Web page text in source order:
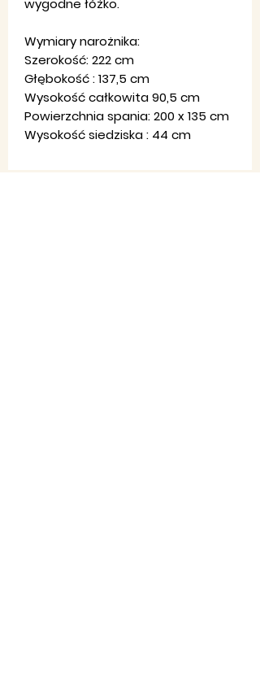
Wymiary narożnika:
Szerokość: 222 cm
Głębokość : 137,5 cm
Wysokość całkowita 90,5 cm
Powierzchnia spania: 200 x 135 cm
Wysokość siedziska : 44 cm